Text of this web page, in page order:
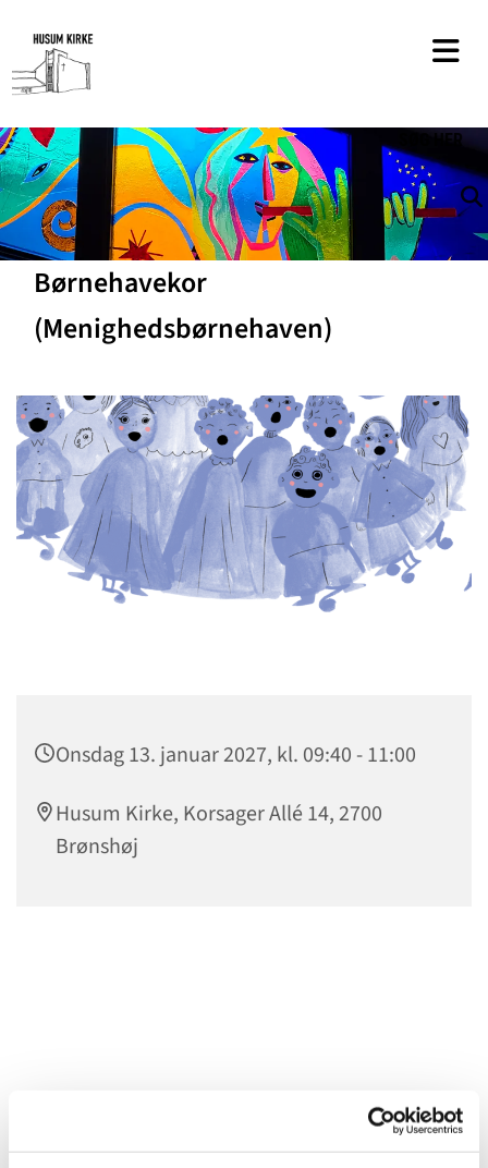
HER
Børnehavekor
(Menighedsbørnehaven)
Onsdag 13. januar 2027, kl. 09:40 - 11:00
Husum Kirke, Korsager Allé 14, 2700
Brønshøj